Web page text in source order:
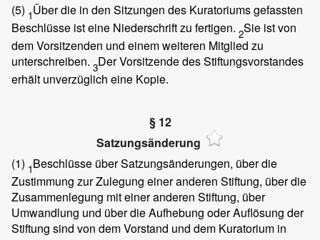
(5) 1Über die in den Sitzungen des Kuratoriums gefassten
Beschlüsse ist eine Niederschrift zu fertigen. 2Sie ist von
dem Vorsitzenden und einem weiteren Mitglied zu
unterschreiben. 3Der Vorsitzende des Stiftungsvorstandes
erhält unverzüglich eine Kopie.
§ 12
Satzungsänderung
(1) 1Beschlüsse über Satzungsänderungen, über die
Zustimmung zur Zulegung einer anderen Stiftung, über die
Zusammenlegung mit einer anderen Stiftung, über
Umwandlung und über die Aufhebung oder Auflösung der
Stiftung sind von dem Vorstand und dem Kuratorium in